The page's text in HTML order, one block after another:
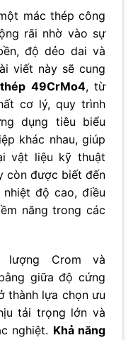
mác thép công
rãi nhờ vào sự
độ dẻo dai và
viết này sẽ cung
thép 49CrMo4, từ
cơ lý, quy trình
dụng tiêu biểu
khác nhau, giúp
vật liệu kỹ thuật
còn được biết đến
độ cao, điều
năng trong các
lượng Crom và
giữa độ cứng
thành lựa chọn ưu
tải trọng lớn và
nghiệt. Khả năng